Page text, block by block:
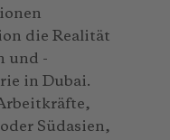
die Realität
und -
in Dubai.
Südasien,